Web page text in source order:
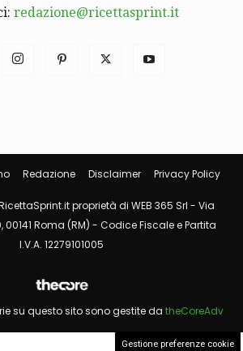
redazione@ricettasprint.it
Redazione Disclaimer Privacy Policy
proprietà di WEB 365 Srl - Via
00141 Roma (RM) - Codice Fiscale e Partita
I.V.A. 12279101005
su questo sito sono gestite da theCoreAdv
Gestione preferenze cookie